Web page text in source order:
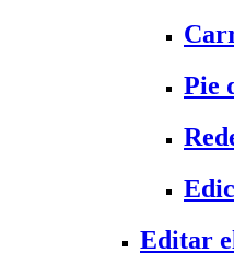
Pie
Editar